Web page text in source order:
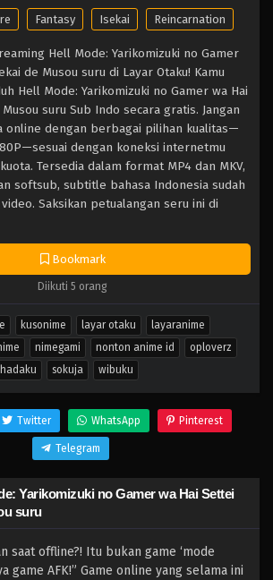
Bookmark
Diikuti 5 orang
Fantasy Isekai Reincarnation
Hell Mode: Yarikomizuki no Gamer
de Musou suru di Layar Otaku! Kamu
Hell Mode: Yarikomizuki no Gamer wa Hai
suru Sub Indo secara gratis. Jangan
online dengan berbagai pilihan kualitas—
dengan koneksi internetmu
Tersedia dalam format MP4 dan MKV,
softsub, subtitle bahasa Indonesia sudah
Saksikan petualangan seru ini di
kusonime layar otaku
layaranime
nimegami nonton anime id
oploverz
sokuja wibuku
Twitter WhatsApp Pinterest
Telegram
Yarikomizuki no Gamer wa Hai Settei
suru
saat offline?! Itu bukan game ‘mode
game AFK!” Game online yang selama ini